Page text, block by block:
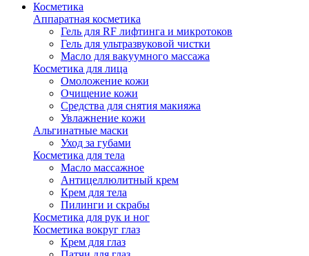
Косметика
Аппаратная косметика
Гель для RF лифтинга и микротоков
Гель для ультразвуковой чистки
Масло для вакуумного массажа
Косметика для лица
Омоложение кожи
Очищение кожи
Средства для снятия макияжа
Увлажнение кожи
Альгинатные маски
Уход за губами
Косметика для тела
Масло массажное
Антицеллюлитный крем
Крем для тела
Пилинги и скрабы
Косметика для рук и ног
Косметика вокруг глаз
Крем для глаз